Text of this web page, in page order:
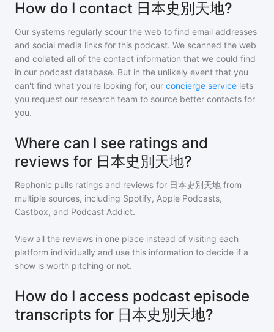
How do I contact 日本史別天地?
Our systems regularly scour the web to find email addresses
and social media links for this podcast. We scanned the web
and collated all of the contact information that we could find
in our podcast database. But in the unlikely event that you
can't find what you're looking for, our concierge service lets
you request our research team to source better contacts for
you.
Where can I see ratings and
reviews for 日本史別天地?
Rephonic pulls ratings and reviews for 日本史別天地 from
multiple sources, including Spotify, Apple Podcasts,
Castbox, and Podcast Addict.
View all the reviews in one place instead of visiting each
platform individually and use this information to decide if a
show is worth pitching or not.
How do I access podcast episode
transcripts for 日本史別天地?